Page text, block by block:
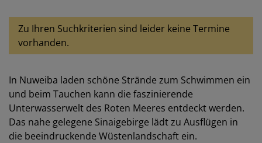
Zu Ihren Suchkriterien sind leider keine Termine
vorhanden.
In Nuweiba laden schöne Strände zum Schwimmen ein
und beim Tauchen kann die faszinierende
Unterwasserwelt des Roten Meeres entdeckt werden.
Das nahe gelegene Sinaigebirge lädt zu Ausflügen in
die beeindruckende Wüstenlandschaft ein.